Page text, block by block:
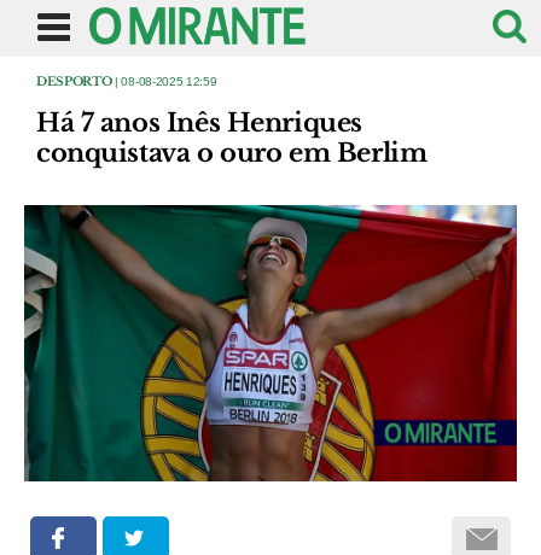
DESPORTO| 08-08-2025 12:59
Há 7 anos Inês Henriques
conquistava o ouro em Berlim